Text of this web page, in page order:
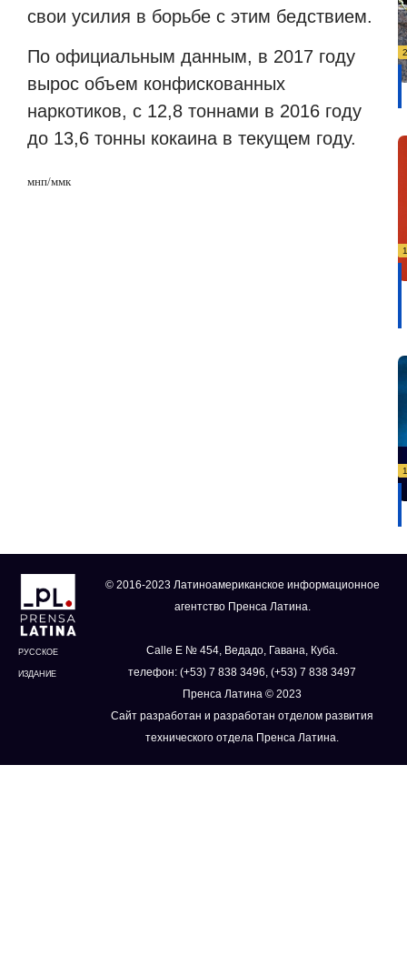
свои усилия в борьбе с этим бедствием.
По официальным данным, в 2017 году
вырос объем конфискованных
наркотиков, с 12,8 тоннами в 2016 году
до 13,6 тонны кокаина в текущем году.
мнп/ммк
РУССКОЕ
ИЗДАНИЕ
© 2016-2023 Латиноамериканское информационное
агентство Пренса Латина.
Calle E № 454, Ведадо, Гавана, Куба.
телефон: (+53) 7 838 3496, (+53) 7 838 3497
Пренса Латина © 2023
Сайт разработан и разработан отделом развития
технического отдела Пренса Латина.